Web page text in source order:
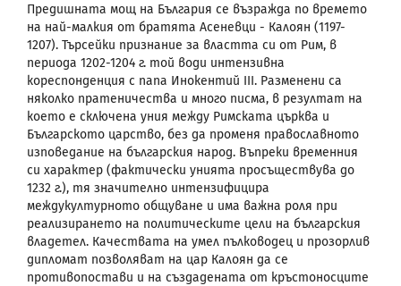
Предишната мощ на България се възражда по времето
на най-малкия от братята Асеневци - Калоян (1197-
1207). Търсейки признание за властта си от Рим, в
периода 1202-1204 г. той води интензивна
кореспонденция с папа Инокентий III. Разменени са
няколко пратеничества и много писма, в резултат на
което е сключена уния между Римската църква и
Българското царство, без да променя православното
изповедание на българския народ. Въпреки временния
си характер (фактически унията просъществува до
1232 г.), тя значително интензифицира
междукултурното общуване и има важна роля при
реализирането на политическите цели на българския
владетел. Качествата на умел пълководец и прозорлив
дипломат позволяват на цар Калоян да се
противопостави и на създадената от кръстоносците